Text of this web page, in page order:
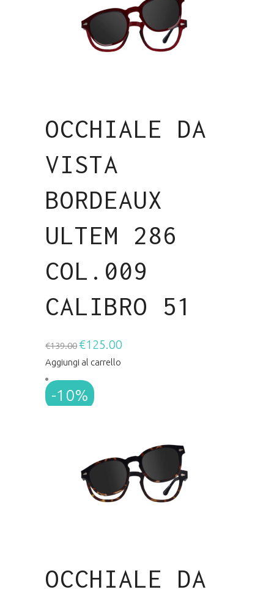
OCCHIALE DA
VISTA
BORDEAUX
ULTEM 286
COL.009
CALIBRO 51
€139.00Il
prezzo
era:
€125.00
Aggiungi al carrello
-10%
OCCHIALE DA